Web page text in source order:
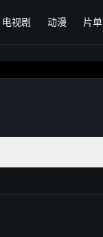
电视剧 动漫 片单